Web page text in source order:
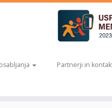
Partnerji in